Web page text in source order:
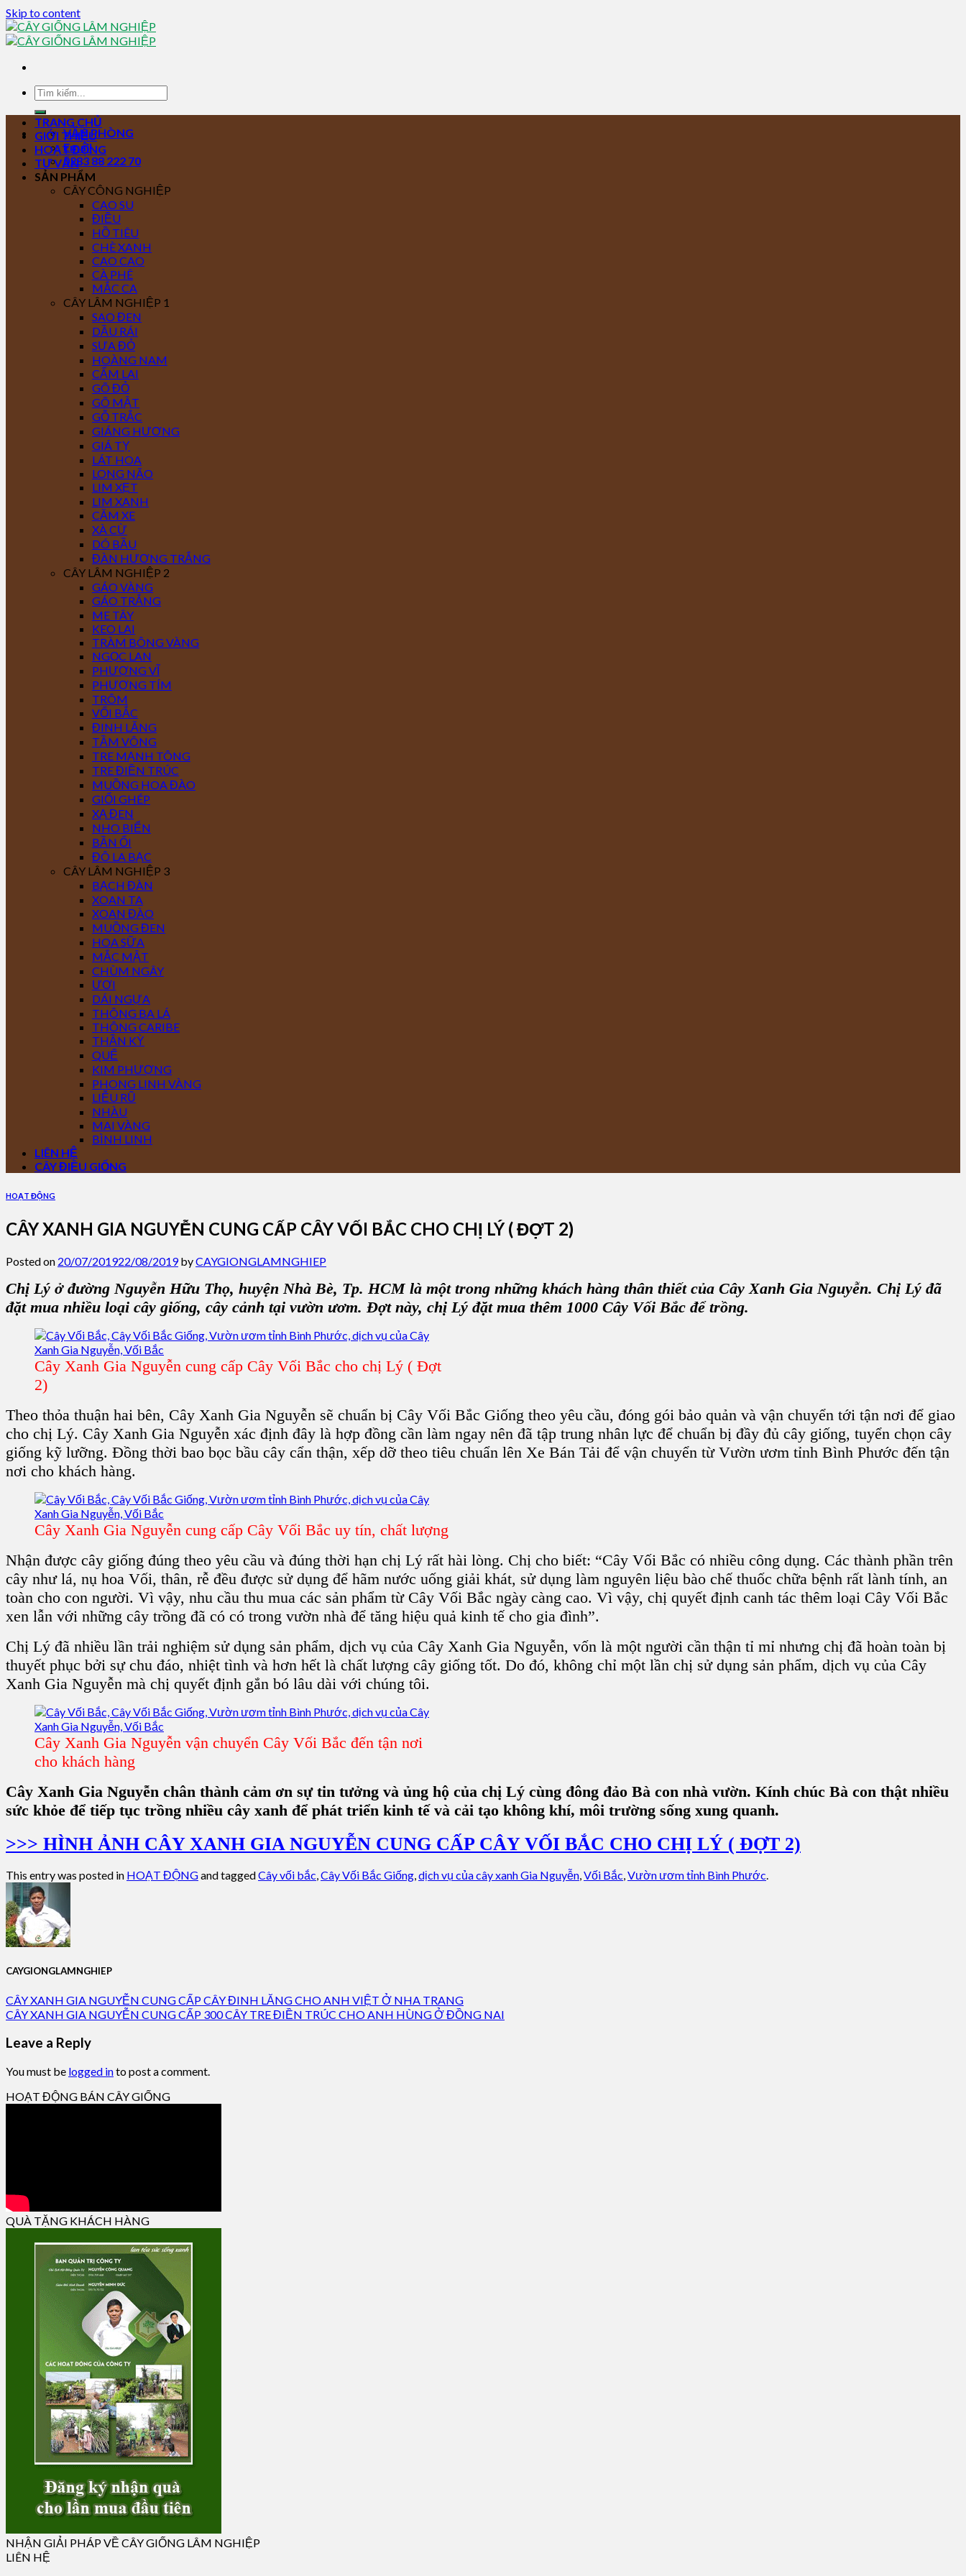
Skip to content
VĂN PHÒNG
Email
0283 88 222 70
TRANG CHỦ
GIỚI THIỆU
HOẠT ĐỘNG
TƯ VẤN
SẢN PHẨM
CÂY CÔNG NGHIỆP
CAO SU
ĐIỀU
HỒ TIÊU
CHÈ XANH
CAO CAO
CÀ PHÊ
MẮC CA
CÂY LÂM NGHIỆP 1
SAO ĐEN
DẦU RÁI
SƯA ĐỎ
HOÀNG NAM
CẨM LAI
GÕ ĐỎ
GÕ MẬT
GỖ TRẮC
GIÁNG HƯƠNG
GIÁ TỴ
LÁT HOA
LONG NÃO
LIM XẸT
LIM XANH
CĂM XE
XÀ CỪ
DÓ BẦU
ĐÀN HƯƠNG TRẮNG
CÂY LÂM NGHIỆP 2
GÁO VÀNG
GÁO TRẮNG
ME TÂY
KEO LAI
TRÀM BÔNG VÀNG
NGỌC LAN
PHƯỢNG VĨ
PHƯỢNG TÍM
TRÔM
VỐI BẮC
ĐINH LĂNG
TẦM VÔNG
TRE MẠNH TÔNG
TRE ĐIỀN TRÚC
MUỒNG HOA ĐÀO
GIỔI GHÉP
XẠ ĐEN
NHO BIỂN
BẦN ỔI
ĐÔ LA BẠC
CÂY LÂM NGHIỆP 3
BẠCH ĐÀN
XOAN TA
XOAN ĐÀO
MUỒNG ĐEN
HOA SỮA
MẮC MẬT
CHÙM NGÂY
ƯƠI
DÁI NGỰA
THÔNG BA LÁ
THÔNG CARIBE
THẦN KỲ
QUẾ
KIM PHƯỢNG
PHONG LINH VÀNG
LIỄU RŨ
NHÀU
MAI VÀNG
BÌNH LINH
LIÊN HỆ
CÂY ĐIỀU GIỐNG
HOẠT ĐỘNG
CÂY XANH GIA NGUYỄN CUNG CẤP CÂY VỐI BẮC CHO CHỊ LÝ ( ĐỢT 2)
Posted on 20/07/201922/08/2019byCAYGIONGLAMNGHIEP
Chị Lý ở đường Nguyễn Hữu Thọ, huyện Nhà Bè, Tp. HCM là một trong những khách hàng thân thiết của Cây Xanh Gia Nguyễn. Chị Lý đã
đặt mua nhiều loại cây giống, cây cảnh tại vườn ươm. Đợt này, chị Lý đặt mua thêm 1000 Cây Vối Bắc để trồng.
Cây Xanh Gia Nguyễn cung cấp Cây Vối Bắc cho chị Lý ( Đợt
2)
Theo thỏa thuận hai bên, Cây Xanh Gia Nguyễn sẽ chuẩn bị Cây Vối Bắc Giống theo yêu cầu, đóng gói bảo quản và vận chuyển tới tận nơi để giao
cho chị Lý. Cây Xanh Gia Nguyễn xác định đây là hợp đồng cần làm ngay nên đã tập trung nhân lực để chuẩn bị đầy đủ cây giống, tuyển chọn cây
giống kỹ lưỡng. Đồng thời bao bọc bầu cây cẩn thận, xếp dỡ theo tiêu chuẩn lên Xe Bán Tải để vận chuyển từ Vườn ươm tỉnh Bình Phước đến tận
nơi cho khách hàng.
Cây Xanh Gia Nguyễn cung cấp Cây Vối Bắc uy tín, chất lượng
Nhận được cây giống đúng theo yêu cầu và đúng thời hạn chị Lý rất hài lòng. Chị cho biết: “Cây Vối Bắc có nhiều công dụng. Các thành phần trên
cây như lá, nụ hoa Vối, thân, rễ đều được sử dụng để hãm nước uống giải khát, sử dụng làm nguyên liệu bào chế thuốc chữa bệnh rất lành tính, an
toàn cho con người. Vì vậy, nhu cầu thu mua các sản phẩm từ Cây Vối Bắc ngày càng cao. Vì vậy, chị quyết định canh tác thêm loại Cây Vối Bắc
xen lẫn với những cây trồng đã có có trong vườn nhà để tăng hiệu quả kinh tế cho gia đình”.
Chị Lý đã nhiều lần trải nghiệm sử dụng sản phẩm, dịch vụ của Cây Xanh Gia Nguyễn, vốn là một người cần thận tỉ mỉ nhưng chị đã hoàn toàn bị
thuyết phục bởi sự chu đáo, nhiệt tình và hơn hết là chất lượng cây giống tốt. Do đó, không chỉ một lần chị sử dụng sản phẩm, dịch vụ của Cây
Xanh Gia Nguyễn mà chị quyết định gắn bó lâu dài với chúng tôi.
Cây Xanh Gia Nguyễn vận chuyển Cây Vối Bắc đến tận nơi
cho khách hàng
Cây Xanh Gia Nguyễn chân thành cảm ơn sự tin tưởng và ủng hộ của chị Lý cùng đông đảo Bà con nhà vườn. Kính chúc Bà con thật nhiều
sức khỏe để tiếp tục trồng nhiều cây xanh để phát triển kinh tế và cải tạo không khí, môi trường sống xung quanh.
>>> HÌNH ẢNH CÂY XANH GIA NGUYỄN CUNG CẤP CÂY VỐI BẮC CHO CHỊ LÝ ( ĐỢT 2)
This entry was posted in HOẠT ĐỘNGand taggedCây vối bắc,Cây Vối Bắc Giống,dịch vụ của cây xanh Gia Nguyễn,Vối Bắc,Vườn ươm tỉnh Bình Phước.
CAYGIONGLAMNGHIEP
CÂY XANH GIA NGUYỄN CUNG CẤP CÂY ĐINH LĂNG CHO ANH VIỆT Ở NHA TRANG
CÂY XANH GIA NGUYỄN CUNG CẤP 300 CÂY TRE ĐIỀN TRÚC CHO ANH HÙNG Ở ĐỒNG NAI
Leave a Reply
You must be logged into post a comment.
HOẠT ĐỘNG BÁN CÂY GIỐNG
QUÀ TẶNG KHÁCH HÀNG
NHẬN GIẢI PHÁP VỀ CÂY GIỐNG LÂM NGHIỆP
LIÊN HỆ